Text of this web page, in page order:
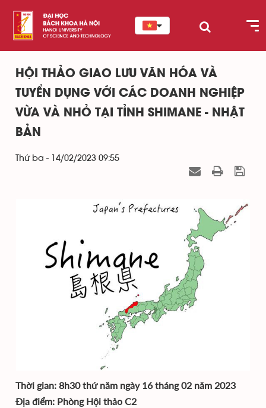
HỘI THẢO GIAO LƯU VĂN HÓA VÀ
TUYỂN DỤNG VỚI CÁC DOANH NGHIỆP
VỪA VÀ NHỎ TẠI TỈNH SHIMANE - NHẬT
BẢN
Thứ ba - 14/02/2023 09:55
Thời gian: 8h30 thứ năm ngày 16 tháng 02 năm 2023
Địa điểm: Phòng Hội thảo C2